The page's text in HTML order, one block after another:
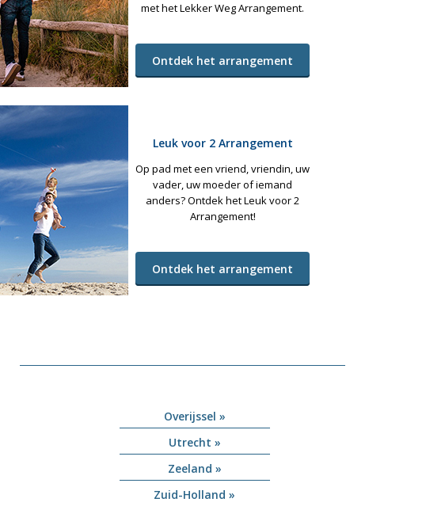
met het Lekker Weg Arrangement.
Ontdek het arrangement
Leuk voor 2 Arrangement
Op pad met een vriend, vriendin, uw
vader, uw moeder of iemand
anders? Ontdek het Leuk voor 2
Arrangement!
Ontdek het arrangement
Overijssel »
Utrecht »
Zeeland »
Zuid-Holland »